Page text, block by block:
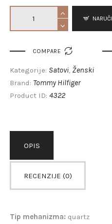
NARUČI
COMPARE 
Kategorije: Satovi, Ženski
Brand: Tommy Hilfiger
Product ID: 4322
OPIS
RECENZIJE (0)
Tip mehanizma: quartz